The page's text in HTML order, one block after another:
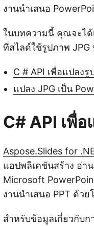
งานนำเสนอ
ในบทความนี้ คุณจะได้
ที่สไลด์ใช้รูปภาพ JPG
C # API เพื่อแปลงรู
แปลง JPG เป็น
C# API เพื่
Aspose.Slides for
แอปพลิเคชันสร้าง อ่า
Microsoft
งานนำเสนอ PPT ด้ว
สำหรับข้อมูลเกี่ยวกับ